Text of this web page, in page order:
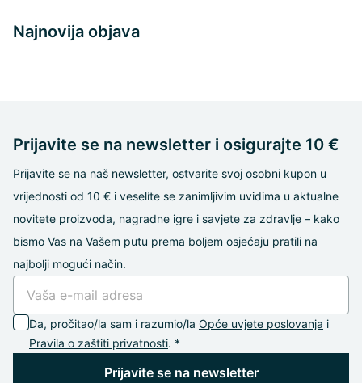
Najnovija objava
Prijavite se na newsletter i osigurajte 10 €
Prijavite se na naš newsletter, ostvarite svoj osobni kupon u
vrijednosti od 10 € i veselíte se zanimljivim uvidima u aktualne
novitete proizvoda, nagradne igre i savjete za zdravlje – kako
bismo Vas na Vašem putu prema boljem osjećaju pratili na
najbolji mogući način.
Da, pročitao/la sam i razumio/la Opće uvjete poslovanja i
Pravila o zaštiti privatnosti. *
Prijavite se na newsletter